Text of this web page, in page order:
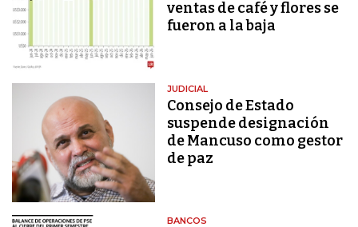
ventas de café y flores se
fueron a la baja
JUDICIAL
Consejo de Estado
suspende designación
de Mancuso como gestor
de paz
BANCOS